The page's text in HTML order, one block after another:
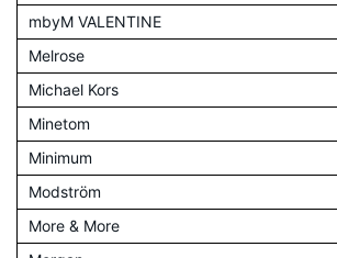
mbyM VALENTINE
Melrose
Michael Kors
Minetom
Minimum
Modström
More & More